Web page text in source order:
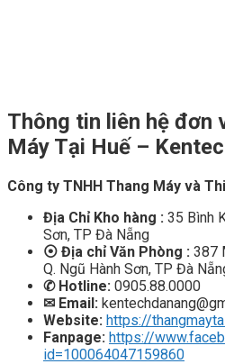
Thông tin liên hệ đơn
Máy Tại Huế –
Công ty TNHH Thang Máy và
Địa Chỉ Kho hàng : 35 Bình
Sơn, TP Đà Nẵng
⦿ Địa chỉ Văn Phòng : 387
Q. Ngũ Hành Sơn, TP Đà
✆Hotline: 0905.88.0000
✉ Email:
Website: https://
Fanpage: https://
id=100064047159860